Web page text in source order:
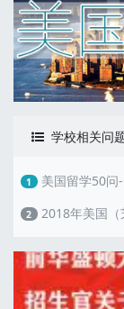
学校相关问
1 美国留学50问-
2 2018年美国（